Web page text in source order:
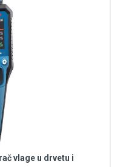
vlage u drvetu i